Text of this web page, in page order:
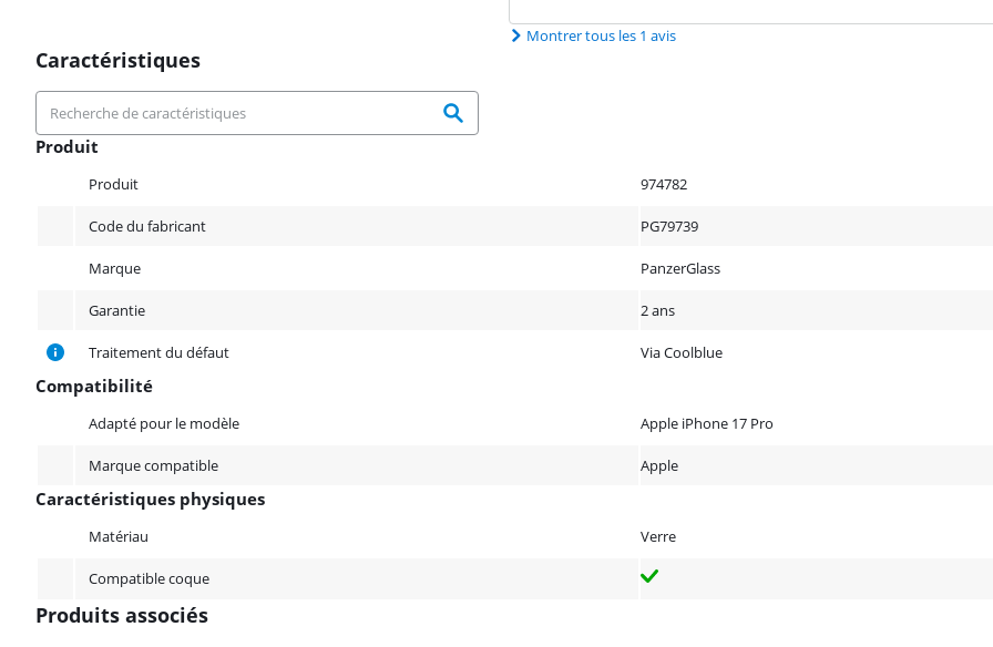
Montrer tous les 1 avis
Caractéristiques
Produit
Produit 974782
Code du fabricant PG79739
Marque PanzerGlass
Garantie 2 ans
Traitement du défaut Via Coolblue
Compatibilité
Adapté pour le modèle Apple iPhone 17 Pro
Marque compatible Apple
Caractéristiques physiques
Matériau Verre
Compatible coque
Produits associés